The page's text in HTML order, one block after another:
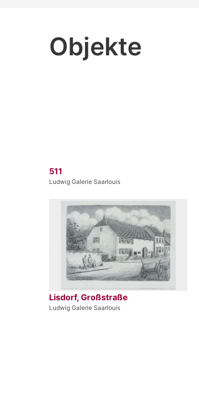
Objekte
511
Ludwig Galerie Saarlouis
Lisdorf, Großstraße
Ludwig Galerie Saarlouis